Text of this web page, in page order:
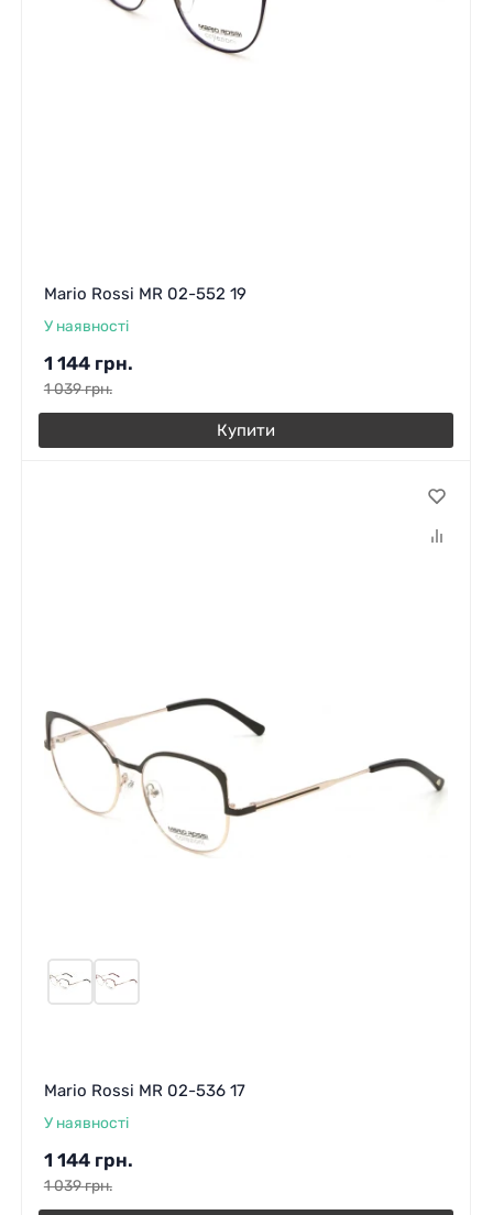
Mario Rossi MR 02-552 19
У наявності
1 144 грн.
1 039грн.
Купити
Mario Rossi MR 02-536 17
У наявності
1 144 грн.
1 039грн.